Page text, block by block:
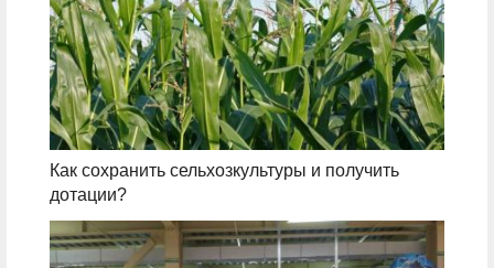
Как сохранить сельхозкультуры и получить
дотации?